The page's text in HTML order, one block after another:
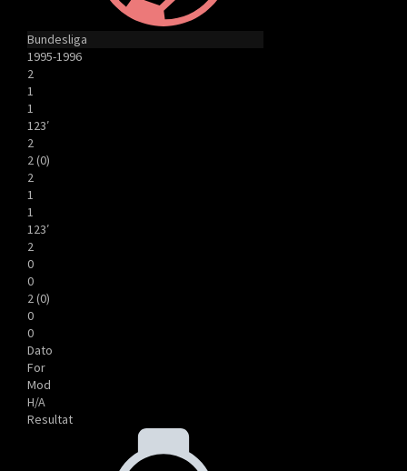
Bundesliga
1995-1996
2
1
1
123′
2
2 (0)
2
1
1
123′
2
0
0
2 (0)
0
0
Dato
For
Mod
H/A
Resultat